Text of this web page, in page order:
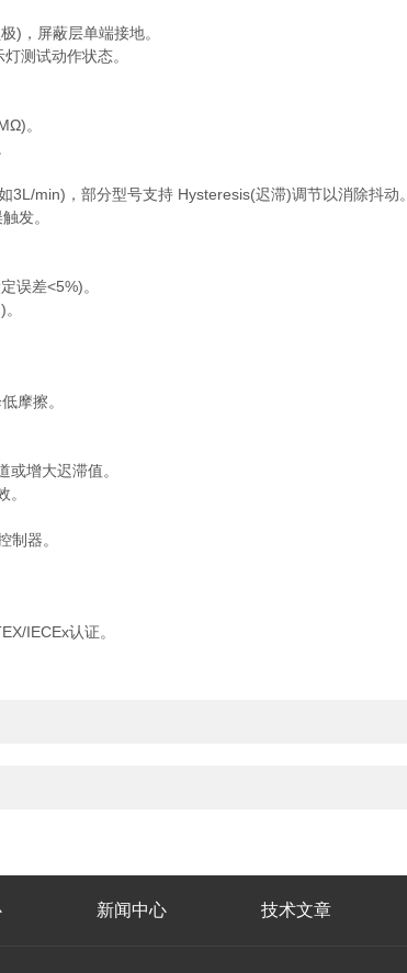
，屏蔽层单端接地。
测试动作状态。
。
min)，部分型号支持 Hysteresis(迟滞)调节以消除抖动。
发。
误差<5%)。
摩擦。
增大迟滞值。
器。
IECEx认证。
新闻中心 技术文章